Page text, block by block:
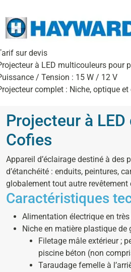
sur devis
à LED multicouleurs pour
/ Tension : 15 W / 12 V
complet : Niche, optique
Projecteur à
Cofies
Appareil d’éclairage destiné à des
d’étanchéité : enduits, peintures,
globalement tout autre revêtement
Caractéristiques
Alimentation électrique en
Niche en matière plastique de
Filetage mâle extérieur ;
piscine béton (non
Taraudage femelle à